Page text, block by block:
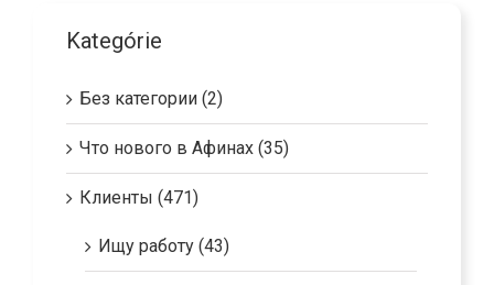
Kategórie
Без категории (2)
Что нового в Афинах (35)
Клиенты (471)
Ищу работу (43)